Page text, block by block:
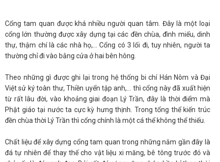
Cổng tam quan được khá nhiều người quan tâm. Đây là một loại
cổng lớn thường được xây dựng tại các đền chùa, đình miếu, dinh
thự, thậm chí là các nhà họ,… Cổng có 3 lối đi, tuy nhiên, người ta
thường chỉ đi vào bằng cửa ở hai bên hông.
Theo những gì được ghi lại trong hệ thống bi chí Hán Nôm và Đại
Việt sử ký toàn thư, Thiền uyển tập anh,… thì cổng này đã xuất hiện
từ rất lâu đời, vào khoảng giai đoạn Lý Trần, đây là thời điểm mà
Phật giáo tại nước ta cực kỳ hưng thịnh. Trong tổng thể kiến trúc
đền chùa thời Lý Trần thì cổng chính là một cá thể không thể thiếu.
Chất liệu để xây dựng cổng tam quan trong những năm gần đây là
đá tự nhiên để thay thế cho vật liệu xi măng, bê tông trước đó và